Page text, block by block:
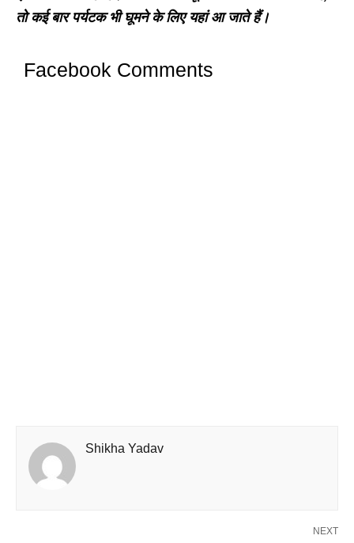
तो कई बार पर्यटक भी घूमने के लिए यहां आ जाते हैं।
Facebook Comments
Shikha Yadav
NEXT